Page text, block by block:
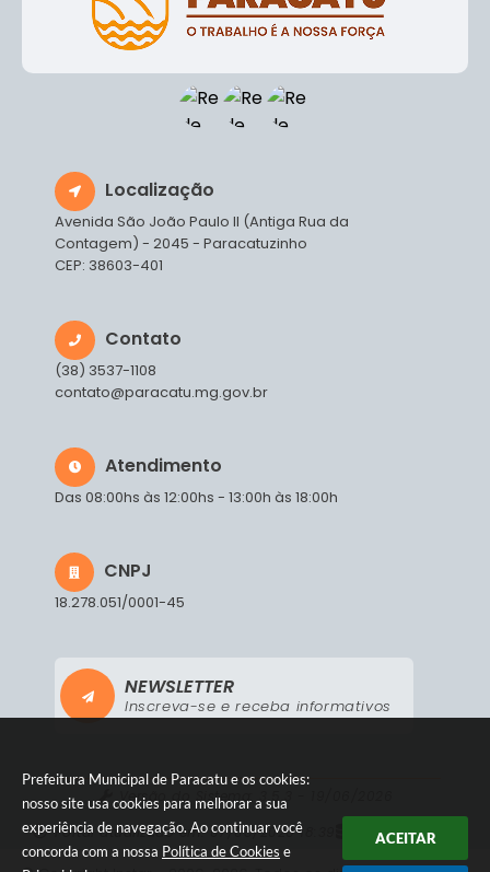
Prefeitura Municipal de Paracatu e os cookies:
nosso site usa cookies para melhorar a sua
experiência de navegação. Ao continuar você
concorda com a nossa Política de Cookies e
ACEITAR
Localização
Avenida São João Paulo II (Antiga Rua da
Contagem) - 2045 - Paracatuzinho
CEP: 38603-401
Contato
(38) 3537-1108
contato@paracatu.mg.gov.br
Atendimento
Das 08:00hs às 12:00hs - 13:00h às 18:00h
CNPJ
18.278.051/0001-45
NEWSLETTER
Inscreva-se e receba informativos
Versão do Sistema:
Portal atualizado em:07/08/2026 18:39 Dados Abertos